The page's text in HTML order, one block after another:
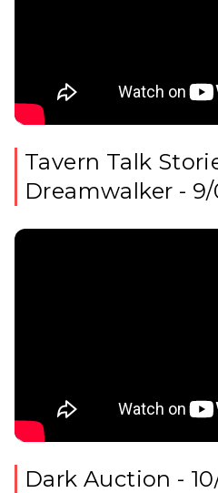
Tavern Talk
Dreamwalker -
Dark Auction -